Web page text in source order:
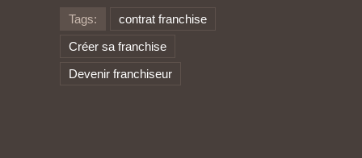
Tags:
contrat franchise
Créer sa franchise
Devenir franchiseur